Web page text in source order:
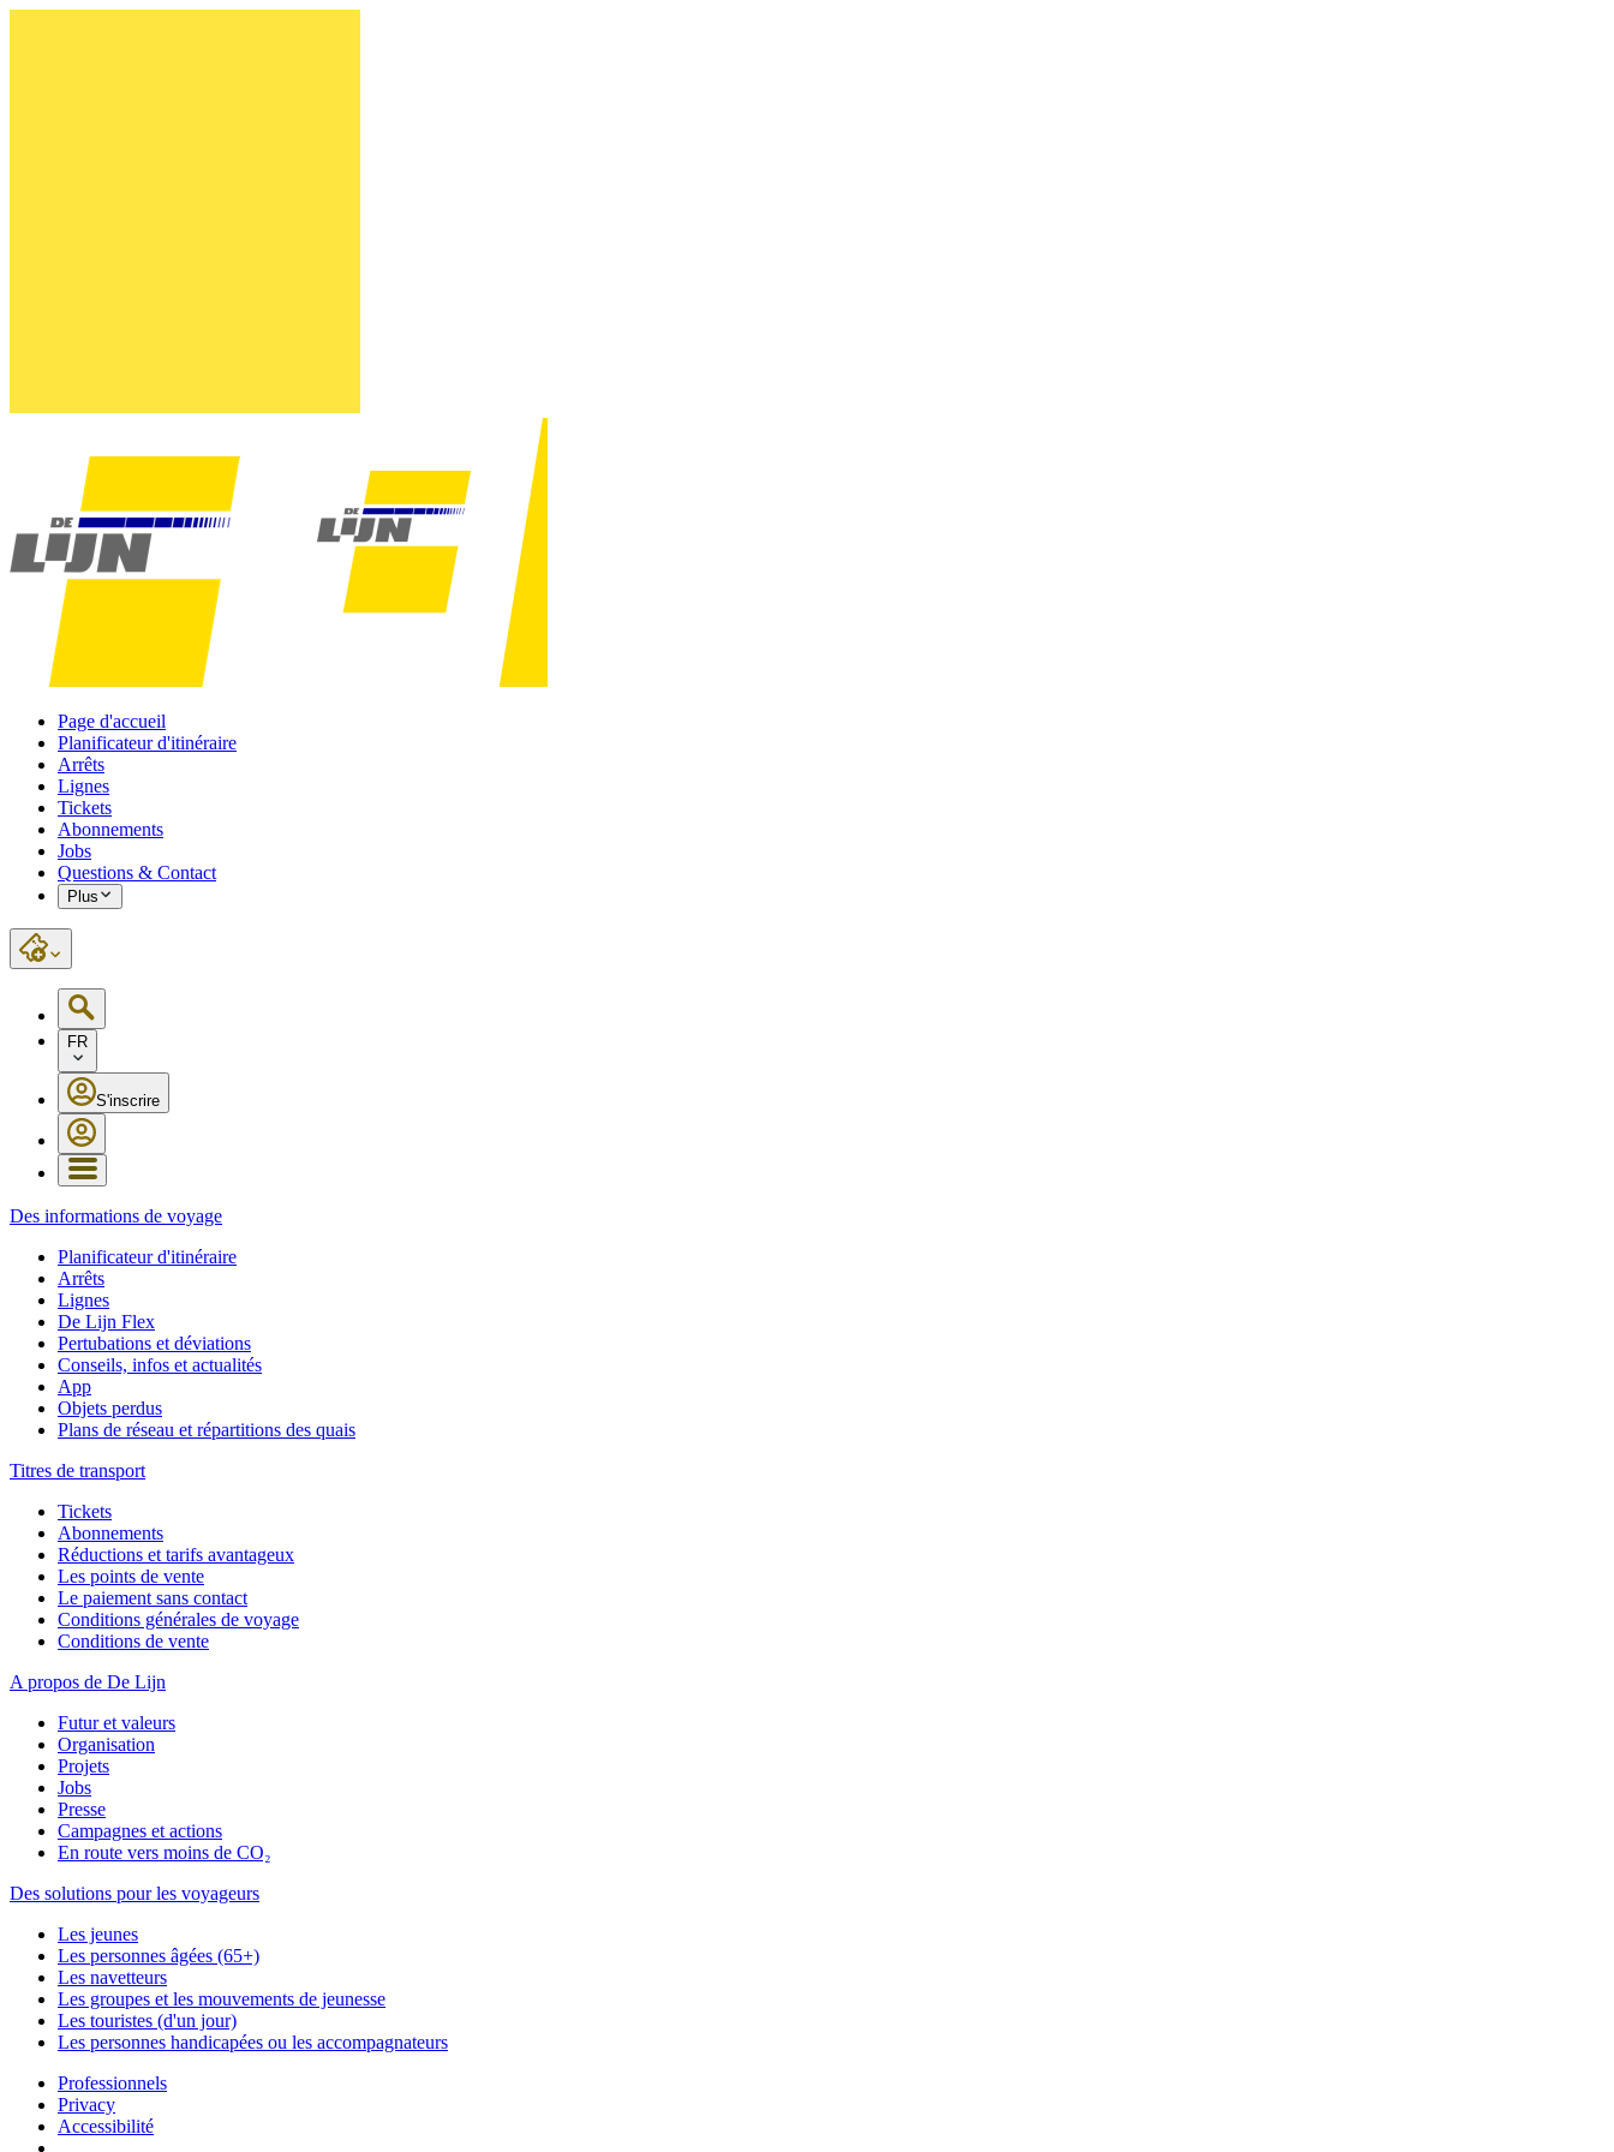
Page d'accueil
Planificateur d'itinéraire
Arrêts
Lignes
Tickets
Abonnements
Jobs
Questions & Contact
Plus
FR
S'inscrire
Des informations de voyage
Planificateur d'itinéraire
Arrêts
Lignes
De Lijn Flex
Pertubations et déviations
Conseils, infos et actualités
App
Objets perdus
Plans de réseau et répartitions des quais
Titres de transport
Tickets
Abonnements
Réductions et tarifs avantageux
Les points de vente
Le paiement sans contact
Conditions générales de voyage
Conditions de vente
A propos de De Lijn
Futur et valeurs
Organisation
Projets
Jobs
Presse
Campagnes et actions
En route vers moins de CO₂
Des solutions pour les voyageurs
Les jeunes
Les personnes âgées (65+)
Les navetteurs
Les groupes et les mouvements de jeunesse
Les touristes (d'un jour)
Les personnes handicapées ou les accompagnateurs
Professionnels
Privacy
Accessibilité